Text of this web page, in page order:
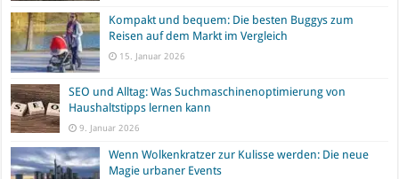
Kompakt und bequem: Die besten Buggys zum
Reisen auf dem Markt im Vergleich
15. Januar 2026
SEO und Alltag: Was Suchmaschinenoptimierung von
Haushaltstipps lernen kann
9. Januar 2026
Wenn Wolkenkratzer zur Kulisse werden: Die neue
Magie urbaner Events